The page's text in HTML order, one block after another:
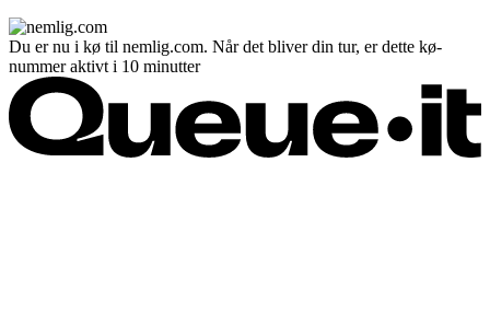
Du er nu i kø til nemlig.com. Når det bliver din tur, er dette kø-
nummer aktivt i 10 minutter